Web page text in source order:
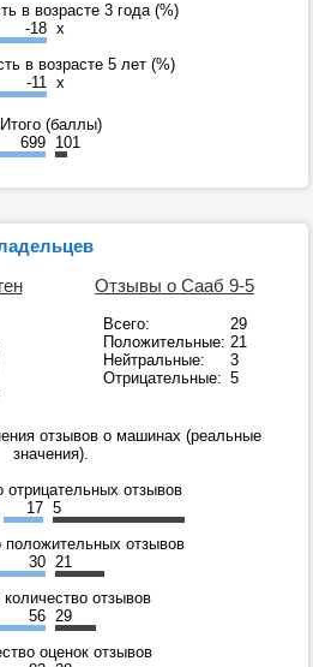
в возрасте 3 года (%)
-18 x
в возрасте 5 лет (%)
-11 x
Итого (баллы)
699 101
Отзывы о Сааб 9-5
Всего:
29
Положительные: 21
Нейтральные:
3
Отрицательные: 5
отзывов о машинах (реальные
значения).
отрицательных отзывов
17 5
положительных отзывов
30 21
отзывов
56 29
оценок отзывов